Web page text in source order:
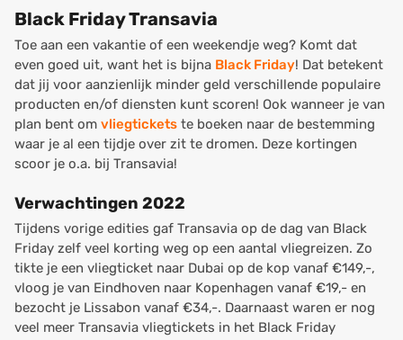
Black Friday Transavia
Toe aan een vakantie of een weekendje weg? Komt dat
even goed uit, want het is bijna Black Friday! Dat betekent
dat jij voor aanzienlijk minder geld verschillende populaire
producten en/of diensten kunt scoren! Ook wanneer je van
plan bent om vliegtickets te boeken naar de bestemming
waar je al een tijdje over zit te dromen. Deze kortingen
scoor je o.a. bij Transavia!
Verwachtingen 2022
Tijdens vorige edities gaf Transavia op de dag van Black
Friday zelf veel korting weg op een aantal vliegreizen. Zo
tikte je een vliegticket naar Dubai op de kop vanaf €149,-,
vloog je van Eindhoven naar Kopenhagen vanaf €19,- en
bezocht je Lissabon vanaf €34,-. Daarnaast waren er nog
veel meer Transavia vliegtickets in het Black Friday